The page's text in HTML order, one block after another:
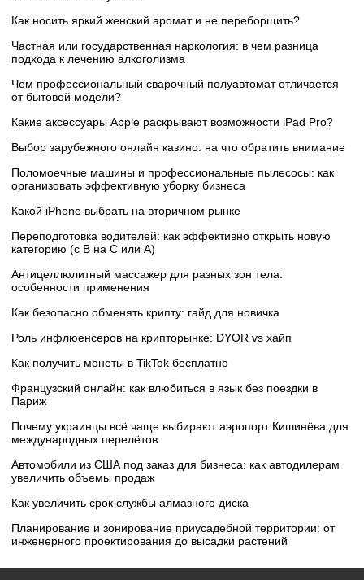
Как носить яркий женский аромат и не переборщить?
Частная или государственная наркология: в чем разница
подхода к лечению алкоголизма
Чем профессиональный сварочный полуавтомат отличается
от бытовой модели?
Какие аксессуары Apple раскрывают возможности iPad Pro?
Выбор зарубежного онлайн казино: на что обратить внимание
Поломоечные машины и профессиональные пылесосы: как
организовать эффективную уборку бизнеса
Какой iPhone выбрать на вторичном рынке
Переподготовка водителей: как эффективно открыть новую
категорию (с B на C или А)
Антицеллюлитный массажер для разных зон тела:
особенности применения
Как безопасно обменять крипту: гайд для новичка
Роль инфлюенсеров на крипторынке: DYOR vs хайп
Как получить монеты в TikTok бесплатно
Французский онлайн: как влюбиться в язык без поездки в
Париж
Почему украинцы всё чаще выбирают аэропорт Кишинёва для
международных перелётов
Автомобили из США под заказ для бизнеса: как автодилерам
увеличить объемы продаж
Как увеличить срок службы алмазного диска
Планирование и зонирование приусадебной территории: от
инженерного проектирования до высадки растений